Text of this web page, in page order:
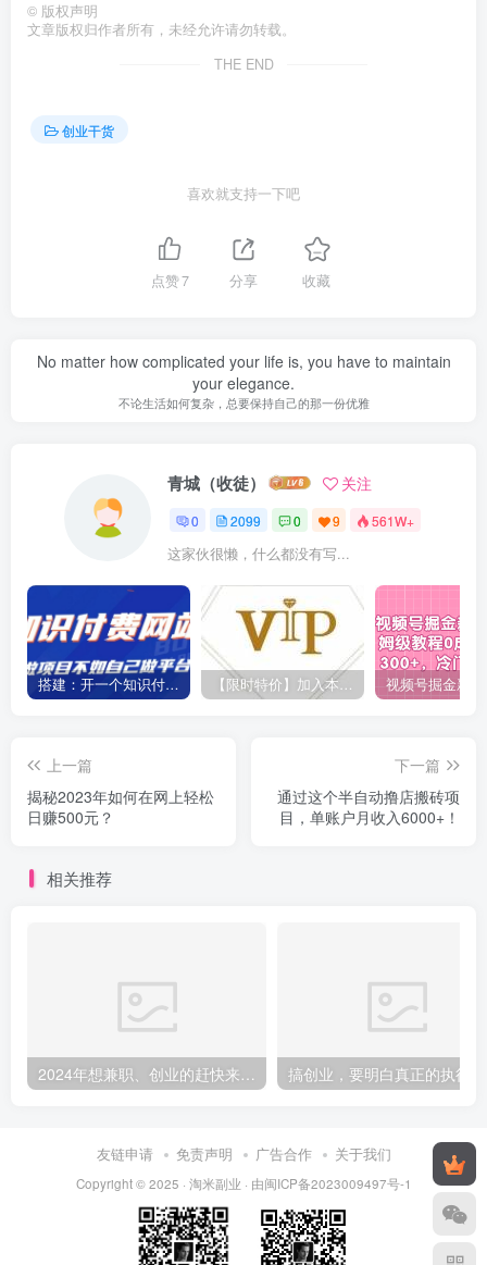
© 版权声明
文章版权归作者所有，未经允许请勿转载。
THE END
创业干货
喜欢就支持一下吧
点赞7 分享 收藏
No matter how complicated your life is, you have to maintain
your elegance.
不论生活如何复杂，总要保持自己的那一份优雅
青城（收徒） 关注
0 2099 0 9 561W+
这家伙很懒，什么都没有写...
搭建：开一个知识付费资源网站，24小时全自动赚钱！ 【限时特价】加入本站VIP会员，海量最新各大团队网赚内部教程全免费，每天持续更新！
上一篇
揭秘2023年如何在网上轻松
日赚500元？
下一篇
通过这个半自动撸店搬砖项
目，单账户月收入6000+！
相关推荐
2024年想兼职、创业的赶快来看，干货满满，提前打算，重在行动！
友链申请 免责声明 广告合作 关于我们
Copyright © 2025 · 淘米副业 · 由闽ICP备2023009497号-1